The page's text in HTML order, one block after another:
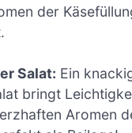
der
Salat: Ein
bringt
Aromen